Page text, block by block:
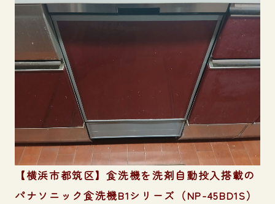
【横浜市都筑区】食洗機を洗剤自動投入搭載の
パナソニック食洗機B1シリーズ（NP-45BD1S）